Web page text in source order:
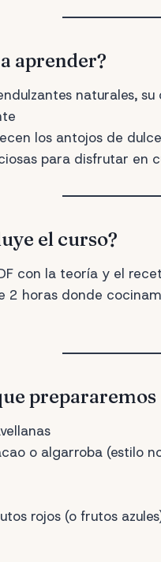
aprender?
naturales,
los antojos de
para disfrutar en
el curso?
con la teoría y el
2 horas donde
prepararemos
o algarroba (estilo
rojos (o frutos